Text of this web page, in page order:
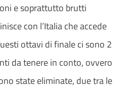
e soprattutto brutti
con l’Italia che accede
ottavi di finale ci sono 2
da tenere in conto, ovvero
state eliminate, due tra le